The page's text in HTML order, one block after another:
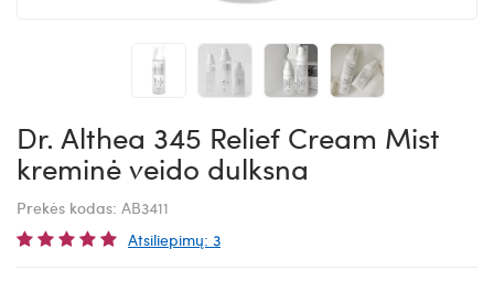
Dr. Althea 345 Relief Cream Mist
kreminė veido dulksna
Prekės kodas: AB3411
Atsiliepimų: 3